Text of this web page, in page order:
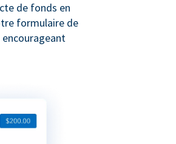
de fonds en
formulaire de